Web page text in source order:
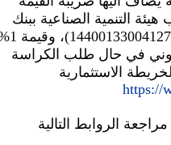
الاستثمارية
https://
الروابط التالية